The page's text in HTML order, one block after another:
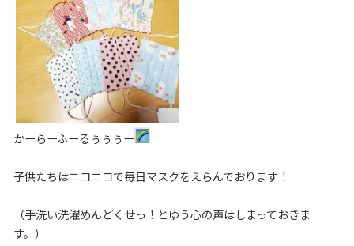
かーらーふーるぅぅぅー
子供たちはニコニコで毎日マスクをえらんでおります！
（手洗い洗濯めんどくせっ！とゆう心の声はしまっておきま
す。）